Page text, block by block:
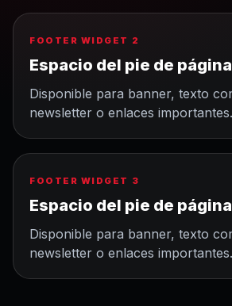
FOOTER WIDGET 2
Espacio del pie de página
Disponible para banner, texto
newsletter o enlaces importantes.
FOOTER WIDGET 3
Espacio del pie de página
Disponible para banner, texto
newsletter o enlaces importantes.